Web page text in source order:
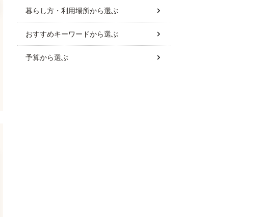
暮らし方・利用場所から選ぶ
おすすめキーワードから選ぶ
予算から選ぶ